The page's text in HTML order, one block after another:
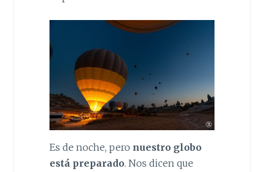
Es de noche, pero nuestro globo
está preparado. Nos dicen que